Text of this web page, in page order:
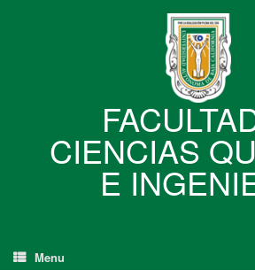
CIENCIAS
E
Menu